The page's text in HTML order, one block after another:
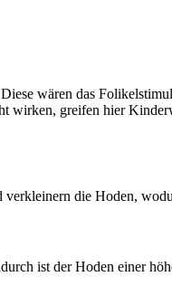
wären das
greifen hier
die Hoden,
ist der Hoden einer